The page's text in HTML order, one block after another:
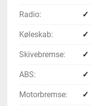
Radio: ✓
Køleskab: ✓
Skivebremse: ✓
ABS: ✓
Motorbremse: ✓